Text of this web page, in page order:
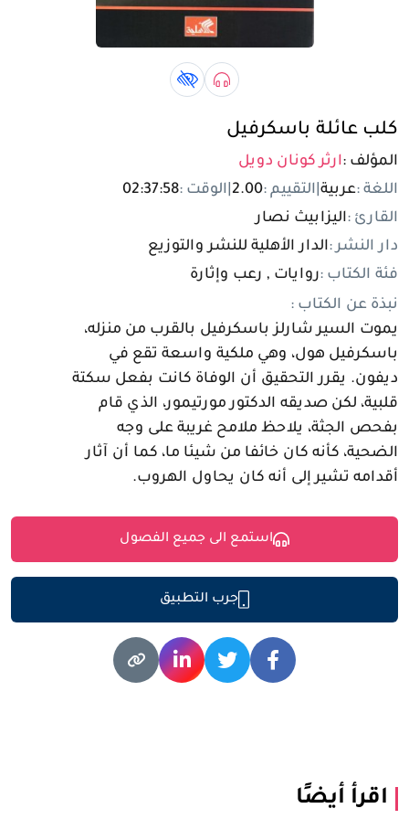
تسجيل الدخول
مستخدم جديد
صوتي bookكتاب لذوي الهمم book
كلب عائلة باسكرفيل
المؤلف :ارثر كونان دويل
اللغة :عربية التقييم :2.00 الوقت :02:37:58
القارئ :اليزابيث نصار
دار النشر :الدار الأهلية للنشر والتوزيع
فئة الكتاب :روايات , رعب وإثارة
نبذة عن الكتاب :
يموت السير شارلز باسكرفيل بالقرب من منزله،
باسكرفيل هول، وهي ملكية واسعة تقع في
ديفون. يقرر التحقيق أن الوفاة كانت بفعل سكتة
قلبية، لكن صديقه الدكتور مورتيمور، الذي قام
بفحص الجثة، يلاحظ ملامح غريبة على وجه
الضحية، كأنه كان خائفا من شيئا ما، كما أن آثار
أقدامه تشير إلى أنه كان يحاول الهروب.
استمع الى جميع الفصول
جرب التطبيق
اقرأ أيضًا